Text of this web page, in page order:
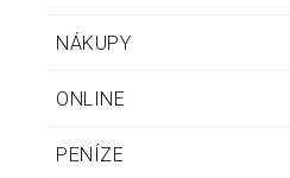
NÁKUPY
ONLINE
PENÍZE